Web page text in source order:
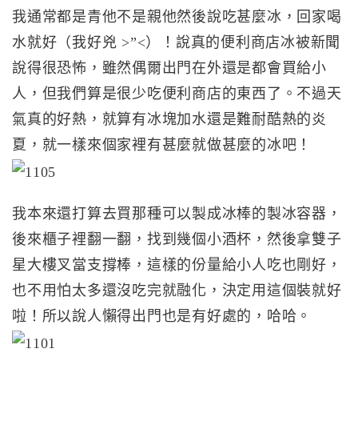
我通常都是青他不是親他然後說吃甚麼冰，回家喝
水就好（我好兇 >”<）！說真的便利商店冰被新聞
說得很恐怖，雖然偶爾出門在外還是都會買給小
人，但我們算是很少吃便利商店的東西了。不過天
氣真的好熱，就算有冰塊加水還是難耐酷熱的炎
夏，就一樣來個家裡有甚麼就做甚麼的冰吧！
我本來還打算去買那種可以製成冰棒的製冰容器，
後來櫃子裡翻一翻，找到幾個小酒杯，然後拿雙子
星大樓叉當支撐棒，這樣的份量給小人吃也剛好，
也不用怕太多還沒吃完就融化，決定用這個裝就好
啦！所以說人懶得出門也是有好處的，哈哈。